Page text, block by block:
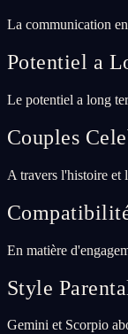
La communication
Potentiel a
Le potentiel a long
Couples
A travers l'histoire et
En matière
Style
Gemini et Scorpio